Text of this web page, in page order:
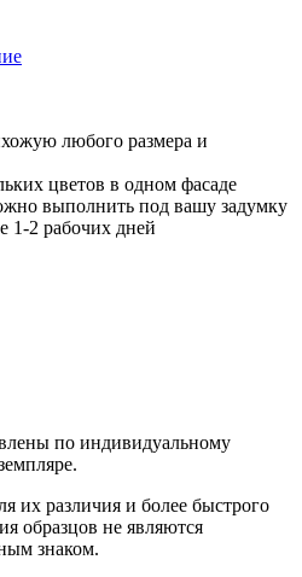
любого размера и
цветов в одном фасаде
выполнить под вашу задумку
1-2 рабочих дней
по индивидуальному
их различия и более быстрого
образцов не являются
знаком.